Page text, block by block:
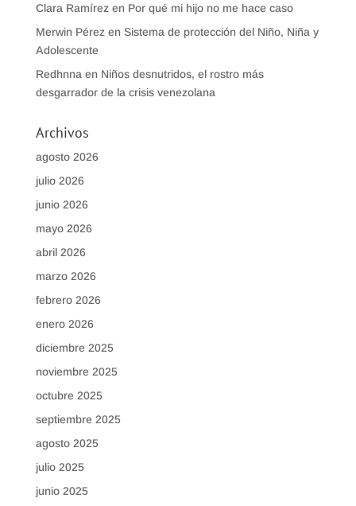
Clara Ramírez en Por qué mi hijo no me hace caso
Merwin Pérez en Sistema de protección del Niño, Niña y
Adolescente
Redhnna en Niños desnutridos, el rostro más
desgarrador de la crisis venezolana
Archivos
agosto 2026
julio 2026
junio 2026
mayo 2026
abril 2026
marzo 2026
febrero 2026
enero 2026
diciembre 2025
noviembre 2025
octubre 2025
septiembre 2025
agosto 2025
julio 2025
junio 2025